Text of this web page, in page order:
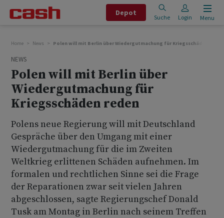
Depot
Suche Login Menu
Home News Polen will mit Berlin über Wiedergutmachung für Kriegsschäden reden
NEWS
Polen will mit Berlin über
Wiedergutmachung für
Kriegsschäden reden
Polens neue Regierung will mit Deutschland
Gespräche über den Umgang mit einer
Wiedergutmachung für die im Zweiten
Weltkrieg erlittenen Schäden aufnehmen. Im
formalen und rechtlichen Sinne sei die Frage
der Reparationen zwar seit vielen Jahren
abgeschlossen, sagte Regierungschef Donald
Tusk am Montag in Berlin nach seinem Treffen